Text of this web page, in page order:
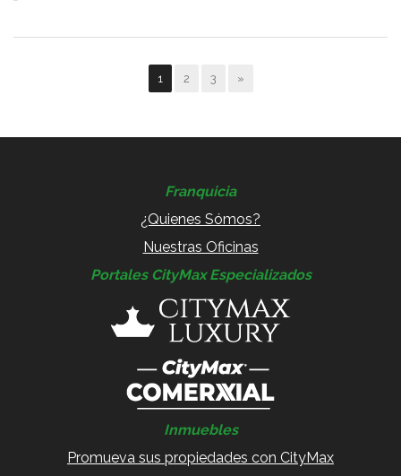
1 2 3 »
Franquicia
¿Quienes Sómos?
Nuestras Oficinas
Portales CityMax Especializados
Inmuebles
Promueva sus propiedades con CityMax